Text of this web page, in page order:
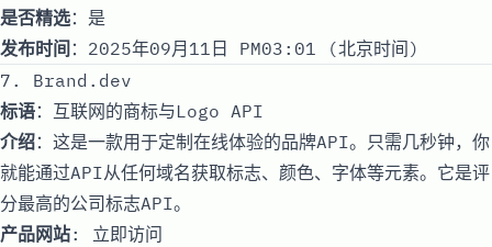
是否精选：是
发布时间 ：2025年09月11日 PM03:01 (北京时间)
7. Brand.dev
标语：互联网的商标与Logo API
介绍：这是一款用于定制在线体验的品牌API。只需几秒钟，你
就能通过API从任何域名获取标志、颜色、字体等元素。它是评
分最高的公司标志API。
产品网站: 立即访问